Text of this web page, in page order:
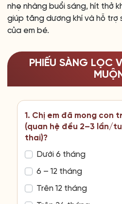
nhẹ nhàng buổi sáng, hít thở
giúp tăng dương khí và hỗ
của em bé.
PHIẾU SÀNG LỌC
1. Chị em đã mong con
(quan hệ đều 2–3 lần/
thai)?
Dưới 6 tháng
6 – 12 tháng
Trên 12 tháng